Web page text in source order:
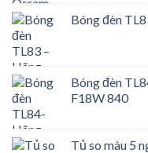
Bóng đèn
Bóng đèn
F18W 840
Tủ so màu 5